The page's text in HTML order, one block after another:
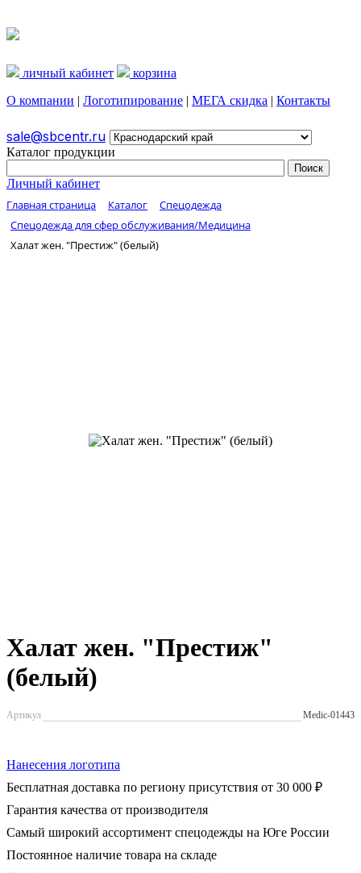
личный кабинет
корзина
О компании | Логотипирование | МЕГА скидка | Контакты
sale@sbcentr.ru
Каталог продукции
Личный кабинет
Главная страница Каталог
Спецодежда
Спецодежда для сфер обслуживания/Медицина
Халат жен. "Престиж" (белый)
Халат жен. "Престиж"
(белый)
Артикул Medic-01443
Нанесения логотипа
Бесплатная доставка по региону присутствия от 30 000 ₽
Гарантия качества от производителя
Самый широкий ассортимент спецодежды на Юге России
Постоянное наличие товара на складе